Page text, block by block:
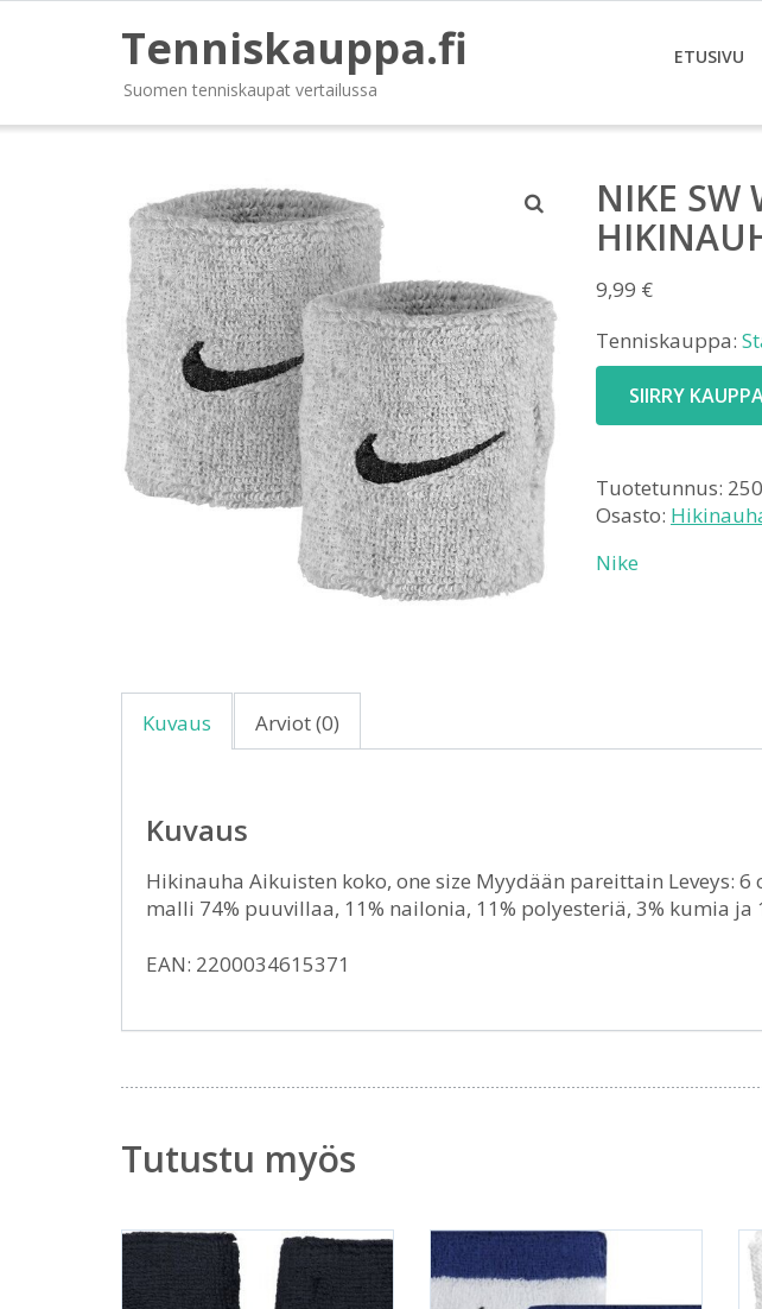
Tenniskauppa.fi
Suomen tenniskaupat vertailussa
ETUSIVU
NIKE SW
9,99 €
Tenniskauppa:
SIIRRY
Tuotetunnus:
Osasto:
Nike
Kuvaus Arviot (0)
Kuvaus
Hikinauha Aikuisten koko, one size Myydään pareittain Leveys: 6
malli 74% puuvillaa, 11% nailonia, 11% polyesteriä, 3% kumia ja
EAN: 2200034615371
Tutustu myös